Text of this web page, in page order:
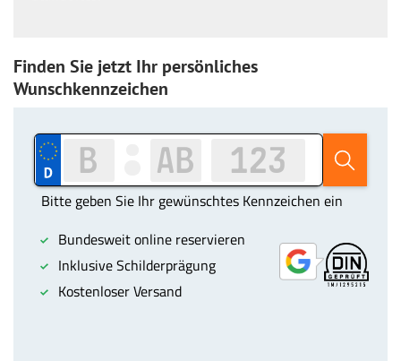
Finden Sie jetzt Ihr persönliches
Wunschkennzeichen